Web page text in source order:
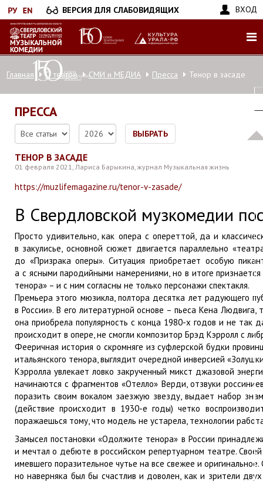
Перейти
к
основному
содержанию
ВЕРСИЯ ДЛЯ СЛАБОВИДЯЩИХ ВХОД
Главная О театре СМИ и МЕДИА Пресса Тенор в засаде
ПРЕССА
ВЫБРАТЬ
ТЕНОР В ЗАСАДЕ
01 февраля 2021, Лариса Барыкина, журнал Музыкальная жизнь
https://muzlifemagazine.ru/tenor-v-zasade/
В Свердловской музкомедии
Просто удивительно, как опера с опереттой, да и
в закулисье, основной сюжет двигается параллельно
до «Призрака оперы». Ситуация приобретает особую
а с ясными пародийными намерениями, но в итоге
тенора» – и с ним согласны не только персонажи спектакля.
Премьера этого мюзикла, полтора десятка лет радующего
в России». В его литературной основе – пьеса Кена
она приобрела популярность с конца 1980-х годов и не
происходит в опере, не смогли композитор Брэд Кэрролл с
Фееричная история о скромняге из суфлерской будки
итальянского тенора, выглядит очередной инверсией
Кэрролла увлекает ловко закрученный микст джазовой
начинаются с фрагментов «Отелло» Верди, отзвуки
поразить своим вокалом заезжую звезду, выдает набор
(действие происходит в 1930-е годы) четко
поражаешься тому, что модель не устарела, технологии
Замысел постановки «Одолжите тенора» в России
и мечтал о дебюте в российском репертуарном театре.
имевшего поразительное чутье на все свежее и
но наверняка был бы счастлив и доволен, как и зрители